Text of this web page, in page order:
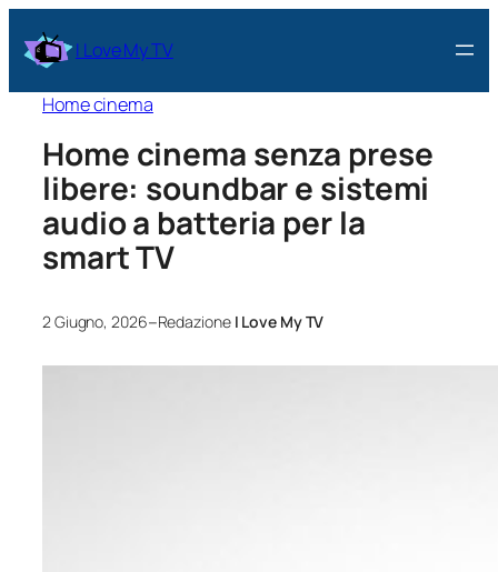
I Love My TV
Home cinema
Home cinema senza prese
libere: soundbar e sistemi
audio a batteria per la
smart TV
2 Giugno, 2026–Redazione I Love My TV